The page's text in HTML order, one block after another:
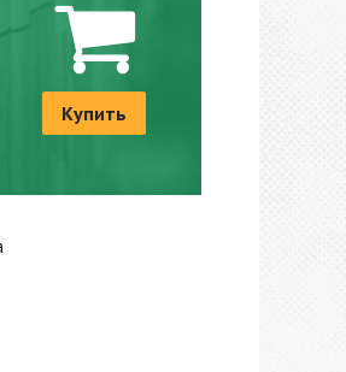
Купить